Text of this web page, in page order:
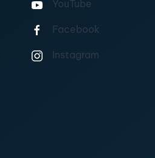
YouTube
Facebook
Instagram